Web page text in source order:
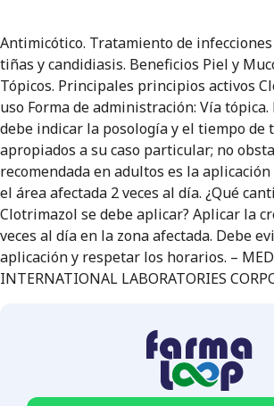
Antimicótico. Tratamiento de
tiñas y candidiasis. Beneficios Piel y
Tópicos. Principales principios activos
uso Forma de administración: Vía tópica.
debe indicar la posología y el tiempo de
apropiados a su caso particular; no
recomendada en adultos es la
el área afectada 2 veces al día. ¿Qué
Clotrimazol se debe aplicar? Aplicar la
veces al día en la zona afectada. Debe
aplicación y respetar los horarios. –
INTERNATIONAL LABORATORIES